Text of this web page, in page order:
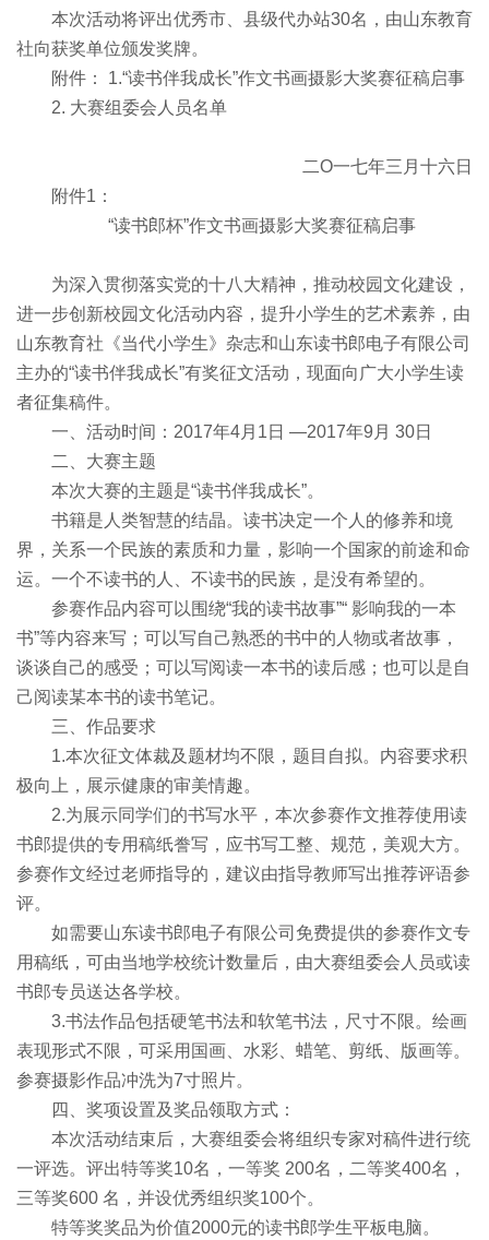
本次活动将评出优秀市、县级代办站30名，由山东教育
社向获奖单位颁发奖牌。
附件： 1.“读书伴我成长”作文书画摄影大奖赛征稿启事
2. 大赛组委会人员名单
二O一七年三月十六日
附件1：
“读书郎杯”作文书画摄影大奖赛征稿启事
为深入贯彻落实党的十八大精神，推动校园文化建设，
进一步创新校园文化活动内容，提升小学生的艺术素养，由
山东教育社《当代小学生》杂志和山东读书郎电子有限公司
主办的“读书伴我成长”有奖征文活动，现面向广大小学生读
者征集稿件。
一、活动时间：2017年4月1日 —2017年9月 30日
二、大赛主题
本次大赛的主题是“读书伴我成长”。
书籍是人类智慧的结晶。读书决定一个人的修养和境
界，关系一个民族的素质和力量，影响一个国家的前途和命
运。一个不读书的人、不读书的民族，是没有希望的。
参赛作品内容可以围绕“我的读书故事”“ 影响我的一本
书”等内容来写；可以写自己熟悉的书中的人物或者故事，
谈谈自己的感受；可以写阅读一本书的读后感；也可以是自
己阅读某本书的读书笔记。
三、作品要求
1.本次征文体裁及题材均不限，题目自拟。内容要求积
极向上，展示健康的审美情趣。
2.为展示同学们的书写水平，本次参赛作文推荐使用读
书郎提供的专用稿纸誊写，应书写工整、规范，美观大方。
参赛作文经过老师指导的，建议由指导教师写出推荐评语参
评。
如需要山东读书郎电子有限公司免费提供的参赛作文专
用稿纸，可由当地学校统计数量后，由大赛组委会人员或读
书郎专员送达各学校。
3.书法作品包括硬笔书法和软笔书法，尺寸不限。绘画
表现形式不限，可采用国画、水彩、蜡笔、剪纸、版画等。
参赛摄影作品冲洗为7寸照片。
四、奖项设置及奖品领取方式：
本次活动结束后，大赛组委会将组织专家对稿件进行统
一评选。评出特等奖10名，一等奖 200名，二等奖400名，
三等奖600 名，并设优秀组织奖100个。
特等奖奖品为价值2000元的读书郎学生平板电脑。